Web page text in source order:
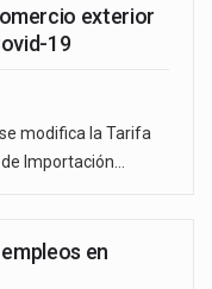
exterior
19
modifica la Tarifa
Importación…
en